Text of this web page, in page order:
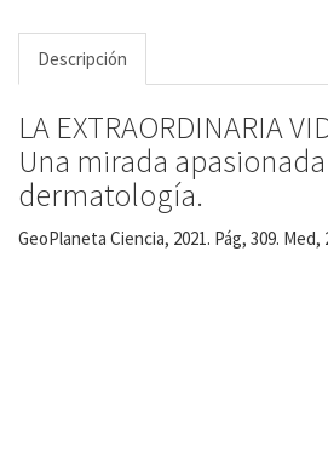
Descripción
LA EXTRAORDINARIA
Una mirada
dermatología.
GeoPlaneta Ciencia, 2021. Pág, 309.